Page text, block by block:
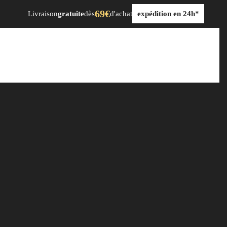
Livraisongratuitedès69€d'achat expédition en 24h*